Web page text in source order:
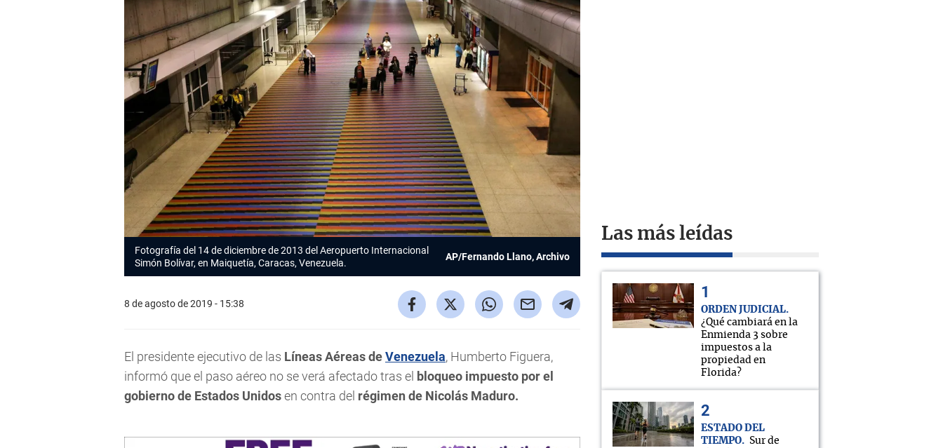
Fotografía del 14 de diciembre de 2013 del Aeropuerto Internacional
Simón Bolívar, en Maiquetía, Caracas, Venezuela.
AP/Fernando Llano, Archivo
8 de agosto de 2019 - 15:38
El presidente ejecutivo de las Líneas Aéreas deVenezuela, Humberto Figuera,
informó que el paso aéreo no se verá afectado tras el bloqueo impuesto por el
gobierno de Estados Unidosen contra del régimen de Nicolás Maduro.
Las más leídas
ORDEN JUDICIAL
¿Qué cambiará en la
Enmienda 3 sobre
impuestos a la
propiedad en
Florida?
ESTADO DEL
TIEMPO
Sur de